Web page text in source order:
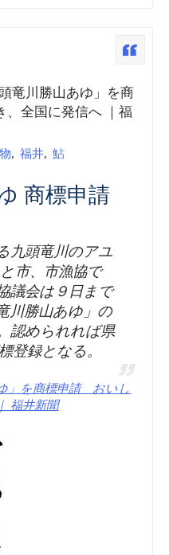
竜川勝山あゆ」を商
全国に発信へ ｜福
, 福井, 鮎
商標申請
九頭竜川のアユ
市、市漁協で
議会は９日まで
川勝山あゆ」の
認められれば県
登録となる。
」を商標申請 おいし
福井新聞